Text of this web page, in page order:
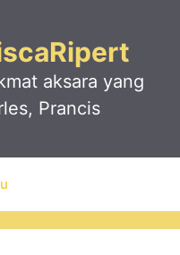
aksara yang
Prancis